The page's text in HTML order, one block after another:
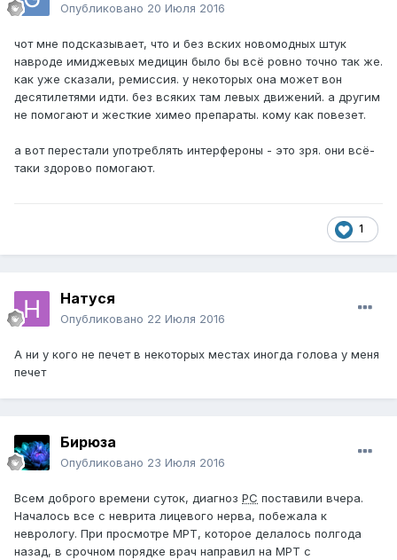
Опубликовано 20 Июля 2016
чот мне подсказывает, что и без вских новомодных штук
навроде имиджевых медицин было бы всё ровно точно так же.
как уже сказали, ремиссия. у некоторых она может вон
десятилетями идти. без всяких там левых движений. а другим
не помогают и жесткие химео препараты. кому как повезет.
а вот перестали употреблять интерфероны - это зря. они всё-
таки здорово помогают.
1
Натуся
Опубликовано 22 Июля 2016
А ни у кого не печет в некоторых местах иногда голова у меня
печет
Бирюза
Опубликовано 23 Июля 2016
Всем доброго времени суток, диагноз РС поставили вчера.
Началось все с неврита лицевого нерва, побежала к
неврологу. При просмотре МРТ, которое делалось полгода
назад, в срочном порядке врач направил на МРТ с